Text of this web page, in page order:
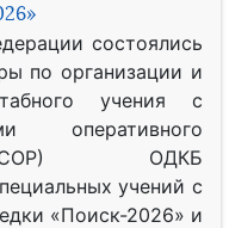
состоялись
по организации и
учения с
оперативного
ОДКБ
учений с
«Поиск-2026» и